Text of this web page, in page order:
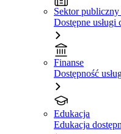
Sektor
Dostępne
Finanse
Dostępność
Edukacja
Edukacja